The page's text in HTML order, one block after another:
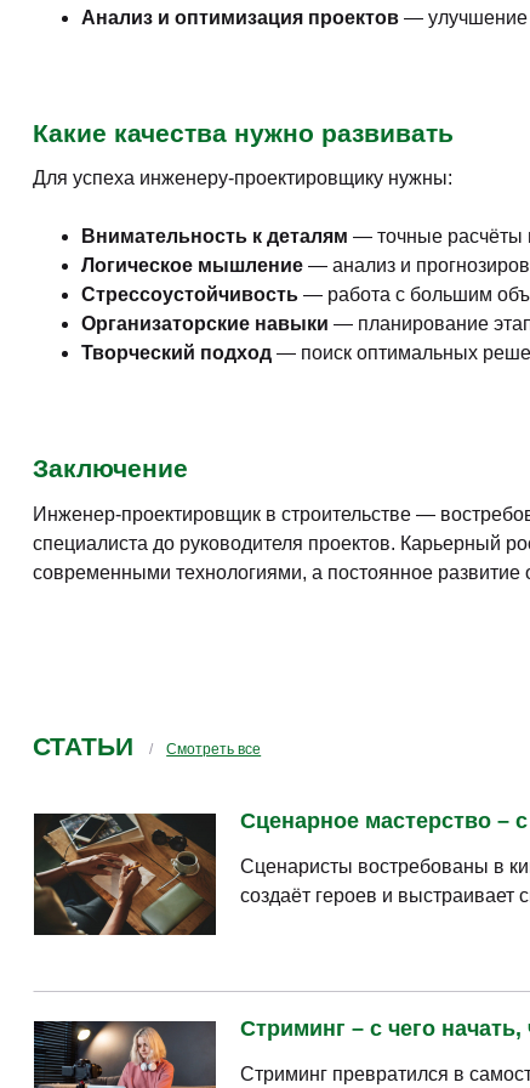
Анализ и оптимизация проектов — улучшение
Какие качества нужно развивать
Для успеха инженеру-проектировщику нужны:
Внимательность к деталям — точные расчёты
Логическое мышление — анализ и
Стрессоустойчивость — работа с большим
Организаторские навыки — планирование
Творческий подход — поиск оптимальных
Заключение
Инженер-проектировщик в строительстве —
специалиста до руководителя проектов. Карьерный
современными технологиями, а постоянное
СТАТЬИ Смотреть все
Сценарное мастерство –
Сценаристы востребованы в
создаёт героев и выстраивает
Стриминг – с чего
Стриминг превратился в